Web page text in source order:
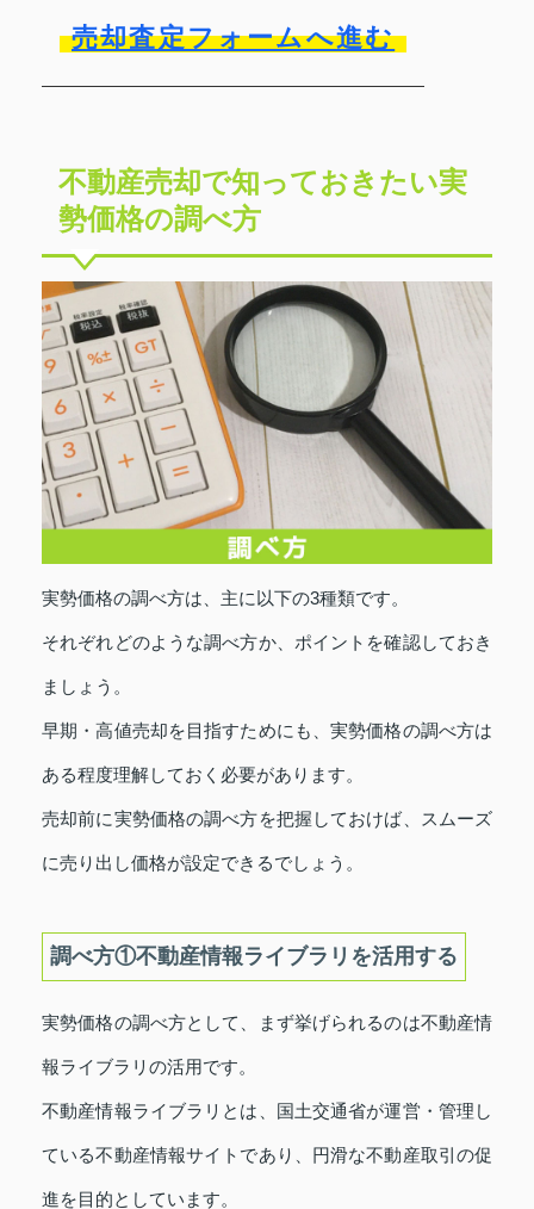
売却査定フォームへ進む
不動産売却で知っておきたい実
勢価格の調べ方
実勢価格の調べ方は、主に以下の3種類です。
それぞれどのような調べ方か、ポイントを確認しておき
ましょう。
早期・高値売却を目指すためにも、実勢価格の調べ方は
ある程度理解しておく必要があります。
売却前に実勢価格の調べ方を把握しておけば、スムーズ
に売り出し価格が設定できるでしょう。
調べ方①不動産情報ライブラリを活用する
実勢価格の調べ方として、まず挙げられるのは不動産情
報ライブラリの活用です。
不動産情報ライブラリとは、国土交通省が運営・管理し
ている不動産情報サイトであり、円滑な不動産取引の促
進を目的としています。